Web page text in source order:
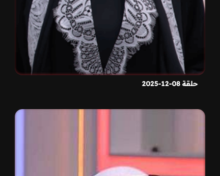
حلقة 08-12-2025